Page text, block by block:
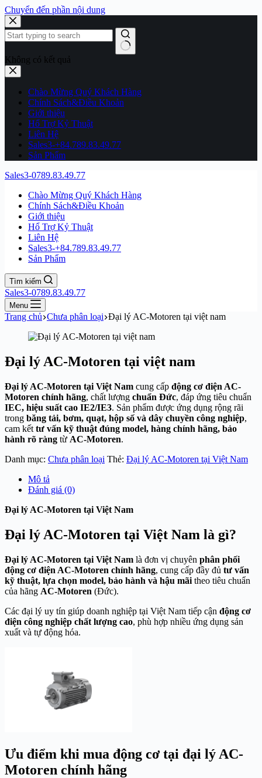
Chuyển đến phần nội dung
Không có kết quả
Chào Mừng Quý Khách Hàng
Chính Sách&Điều Khoản
Giới thiệu
Hổ Trợ Kỷ Thuật
Liên Hệ
Sales3-+84.789.83.49.77
Sản Phẩm
Sales3-0789.83.49.77
Chào Mừng Quý Khách Hàng
Chính Sách&Điều Khoản
Giới thiệu
Hổ Trợ Kỷ Thuật
Liên Hệ
Sales3-+84.789.83.49.77
Sản Phẩm
Tìm kiếm
Sales3-0789.83.49.77
Menu
Trang chủ Chưa phân loại Đại lý AC-Motoren tại việt nam
Đại lý AC-Motoren tại việt nam
Đại lý AC-Motoren tại Việt Nam cung cấp động cơ điện AC-
Motoren chính hãng, chất lượng chuẩn Đức, đáp ứng tiêu chuẩn
IEC, hiệu suất cao IE2/IE3. Sản phẩm được ứng dụng rộng rãi
trong băng tải, bơm, quạt, hộp số và dây chuyền công nghiệp,
cam kết tư vấn kỹ thuật đúng model, hàng chính hãng, bảo
hành rõ ràng từ AC-Motoren.
Danh mục: Chưa phân loại Thẻ: Đại lý AC-Motoren tại Việt Nam
Mô tả
Đánh giá (0)
Đại lý AC-Motoren tại Việt Nam
Đại lý AC-Motoren tại Việt Nam là gì?
Đại lý AC-Motoren tại Việt Nam là đơn vị chuyên phân phối
động cơ điện AC-Motoren chính hãng, cung cấp đầy đủ tư vấn
kỹ thuật, lựa chọn model, bảo hành và hậu mãi theo tiêu chuẩn
của hãng AC-Motoren (Đức).
Các đại lý uy tín giúp doanh nghiệp tại Việt Nam tiếp cận động cơ
điện công nghiệp chất lượng cao, phù hợp nhiều ứng dụng sản
xuất và tự động hóa.
Ưu điểm khi mua động cơ tại đại lý AC-
Motoren chính hãng